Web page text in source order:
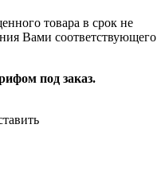
товара в срок не
Вами соответствующего
под заказ.